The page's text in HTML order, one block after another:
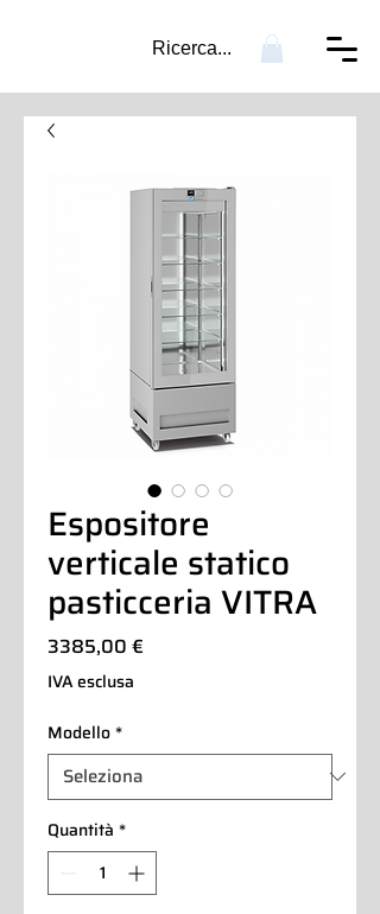
Ricerca...
Espositore
verticale statico
pasticceria VITRA
3385,00 €
IVA esclusa
Modello*
Quantità *